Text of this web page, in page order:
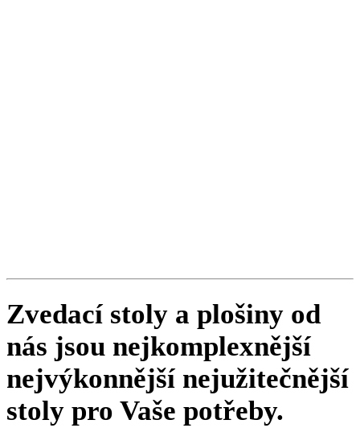
Zvedací stoly a plošiny od
nás jsou nejkomplexnější
nejvýkonnější nejužitečnější
stoly pro Vaše potřeby.